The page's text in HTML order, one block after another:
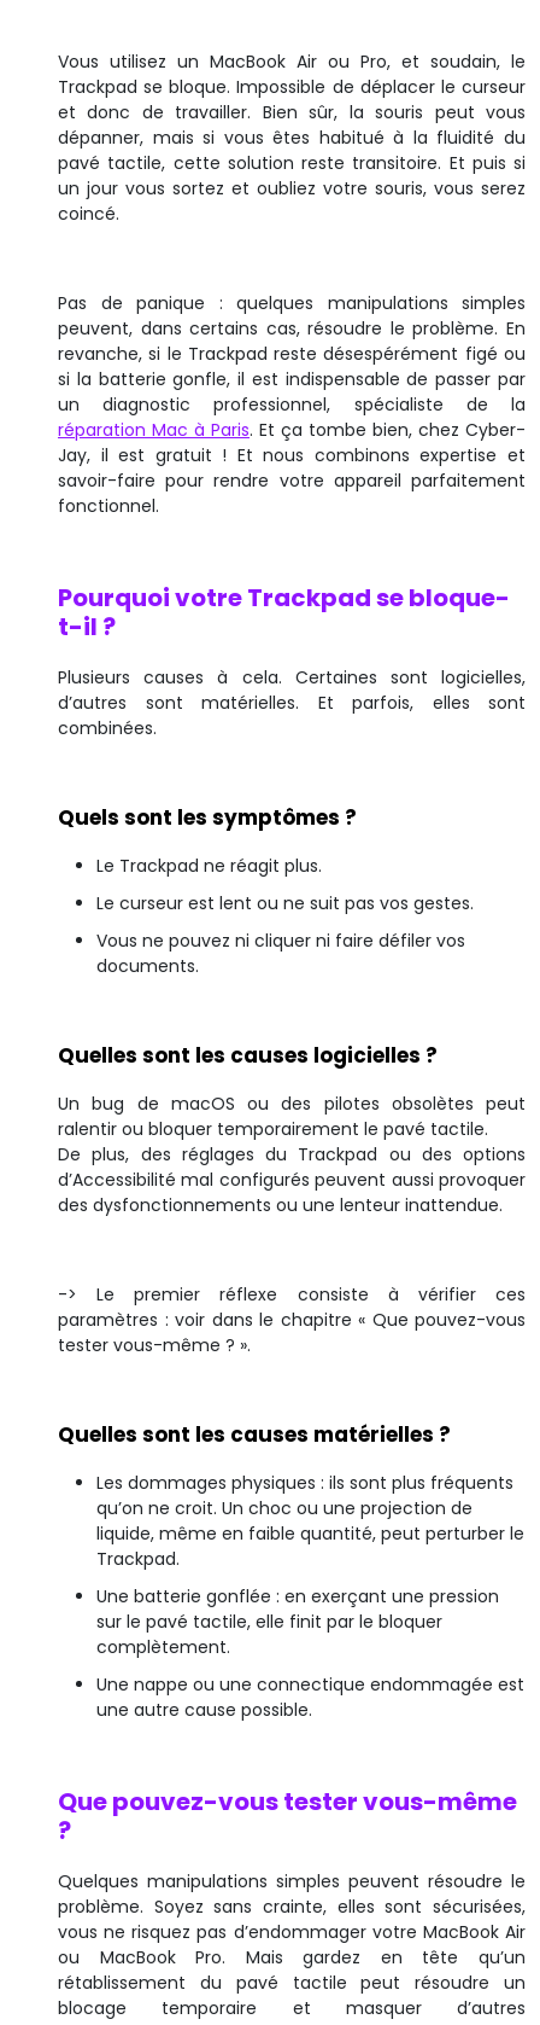
Vous utilisez un MacBook Air ou Pro, et soudain, le
Trackpad se bloque. Impossible de déplacer le curseur
et donc de travailler. Bien sûr, la souris peut vous
dépanner, mais si vous êtes habitué à la fluidité du
pavé tactile, cette solution reste transitoire. Et puis si
un jour vous sortez et oubliez votre souris, vous serez
coincé.
Pas de panique : quelques manipulations simples
peuvent, dans certains cas, résoudre le problème. En
revanche, si le Trackpad reste désespérément figé ou
si la batterie gonfle, il est indispensable de passer par
un diagnostic professionnel, spécialiste de la
réparation Mac à Paris. Et ça tombe bien, chez Cyber-
Jay, il est gratuit ! Et nous combinons expertise et
savoir-faire pour rendre votre appareil parfaitement
fonctionnel.
Pourquoi votre Trackpad se bloque-
t-il ?
Plusieurs causes à cela. Certaines sont logicielles,
d’autres sont matérielles. Et parfois, elles sont
combinées.
Quels sont les symptômes ?
Le Trackpad ne réagit plus.
Le curseur est lent ou ne suit pas vos gestes.
Vous ne pouvez ni cliquer ni faire défiler vos
documents.
Quelles sont les causes logicielles ?
Un bug de macOS ou des pilotes obsolètes peut
ralentir ou bloquer temporairement le pavé tactile.
De plus, des réglages du Trackpad ou des options
d’Accessibilité mal configurés peuvent aussi provoquer
des dysfonctionnements ou une lenteur inattendue.
-> Le premier réflexe consiste à vérifier ces
paramètres : voir dans le chapitre « Que pouvez-vous
tester vous-même ? ».
Quelles sont les causes matérielles ?
Les dommages physiques : ils sont plus fréquents
qu’on ne croit. Un choc ou une projection de
liquide, même en faible quantité, peut perturber le
Trackpad.
Une batterie gonflée : en exerçant une pression
sur le pavé tactile, elle finit par le bloquer
complètement.
Une nappe ou une connectique endommagée est
une autre cause possible.
Que pouvez-vous tester vous-même
?
Quelques manipulations simples peuvent résoudre le
problème. Soyez sans crainte, elles sont sécurisées,
vous ne risquez pas d’endommager votre MacBook Air
ou MacBook Pro. Mais gardez en tête qu’un
rétablissement du pavé tactile peut résoudre un
blocage temporaire et masquer d’autres